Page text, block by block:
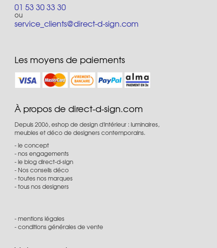
01 53 30 33 30
ou
service_clients@direct-d-sign.com
Les moyens de paiements
À propos de direct-d-sign.com
Depuis 2006, eshop de design d'intérieur : luminaires,
meubles et déco de designers contemporains.
le concept
nos engagements
le blog direct-d-sign
Nos conseils déco
toutes nos marques
tous nos designers
mentions légales
conditions générales de vente